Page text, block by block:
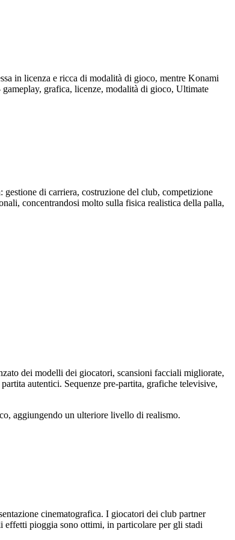
in licenza e ricca di modalità di gioco, mentre Konami
grafica, licenze, modalità di gioco, Ultimate
di carriera, costruzione del club, competizione
concentrandosi molto sulla fisica realistica della palla,
dei modelli dei giocatori, scansioni facciali migliorate,
autentici. Sequenze pre-partita, grafiche televisive,
aggiungendo un ulteriore livello di realismo.
cinematografica. I giocatori dei club partner
effetti pioggia sono ottimi, in particolare per gli stadi